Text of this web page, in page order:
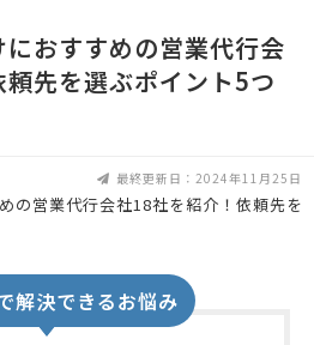
おすすめの営業代行会
先を選ぶポイント5つ
最終更新日：2024年11月25日
解決できるお悩み